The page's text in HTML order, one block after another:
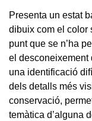
Presenta un estat
dibuix com el color
punt que se n’ha
el desconeixement
una identificació
dels detalls més
conservació,
temàtica d’alguna